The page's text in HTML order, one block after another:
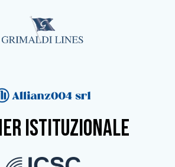
istituzionale